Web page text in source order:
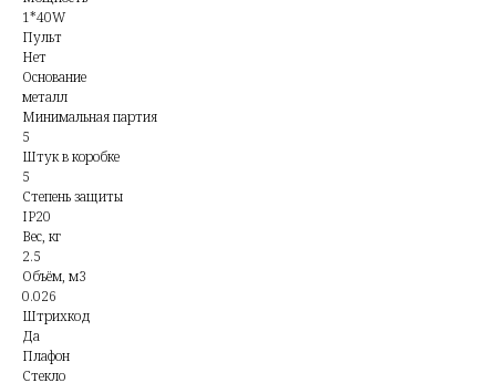
1*40W
Пульт
Нет
Основание
металл
Минимальная партия
5
Штук в коробке
5
Степень защиты
IP20
Вес, кг
2.5
Объём, м3
0.026
Штрихкод
Да
Плафон
Стекло